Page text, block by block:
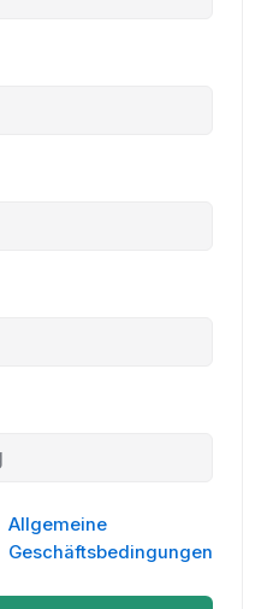
Allgemeine
Geschäftsbedingungen